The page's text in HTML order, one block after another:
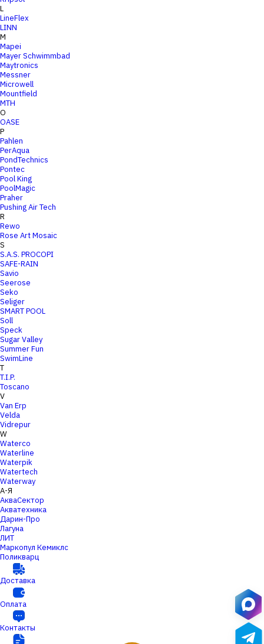
L
LineFlex
LINN
M
Mapei
Mayer Schwimmbad
Maytronics
Messner
Microwell
Mountfield
MTH
O
OASE
P
Pahlen
PerAqua
PondTechnics
Pontec
Pool King
PoolMagic
Praher
Pushing Air Tech
R
Rewo
Rose Art Mosaic
S
S.A.S. PROCOPI
SAFE-RAIN
Savio
Seerose
Seko
Seliger
SMART POOL
Soll
Speck
Sugar Valley
Summer Fun
SwimLine
T
T.I.P.
Toscano
V
Van Erp
Velda
Vidrepur
W
Waterco
Waterline
Waterpik
Watertech
Waterway
А-Я
АкваСектор
Акватехника
Дарин-Про
Лагуна
ЛИТ
Маркопул Кемиклс
Поликварц
Доставка
Оплата
Контакты